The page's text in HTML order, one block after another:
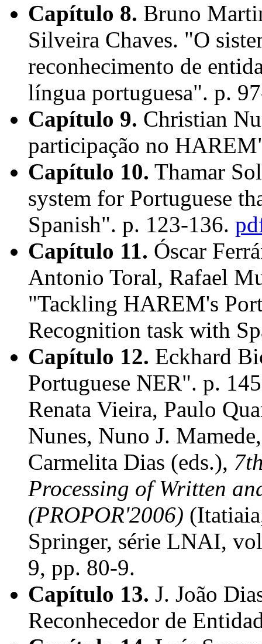
Capítulo 8. Bruno
Silveira Chaves. "O
reconhecimento de
língua portuguesa". p.
Capítulo 9. Christian
participação no
Capítulo 10. Thamar
system for Portuguese
Spanish". p. 123-136.
Capítulo 11. Óscar
Antonio Toral, Rafael
"Tackling HAREM's
Recognition task with
Capítulo 12. Eckhard
Portuguese NER". p.
Renata Vieira, Paulo
Nunes, Nuno J.
Carmelita Dias (eds.),
Processing of Written
(PROPOR'2006)
Springer, série LNAI,
9, pp. 80-9.
Capítulo 13. J. João
Reconhecedor de